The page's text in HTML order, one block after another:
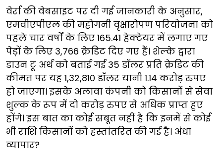
वेर्रा की वेबसाइट पर दी गई जानकारी के अनुसार,
एमवीएपीएल की महोगनी वृक्षारोपण परियोजना को
पहले चार वर्षों के लिए 165.41 हेक्टेयर में लगाए गए
पेड़ों के लिए 3,766 क्रेडिट दिए गए हैं। शेल्के द्वारा
डाउन टू अर्थ को बताई गई 35 डॉलर प्रति क्रेडिट की
कीमत पर यह 1,32,810 डॉलर यानी 1.14 करोड़ रुपए
हो जाएगा। इसके अलावा कंपनी को किसानों से सेवा
शुल्क के रूप में दो करोड़ रुपए से अधिक प्राप्त हुए
होंगे। इस बात का कोई सबूत नहीं है कि इनमें से कोई
भी राशि किसानों को हस्तांतरित की गई है। अंधा
व्यापार?